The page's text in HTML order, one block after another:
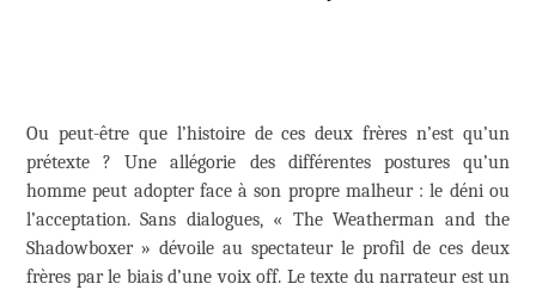
Ou peut-être que l’histoire de ces deux frères n’est qu’un
prétexte ? Une allégorie des différentes postures qu’un
homme peut adopter face à son propre malheur : le déni ou
l’acceptation. Sans dialogues, « The Weatherman and the
Shadowboxer » dévoile au spectateur le profil de ces deux
frères par le biais d’une voix off. Le texte du narrateur est un